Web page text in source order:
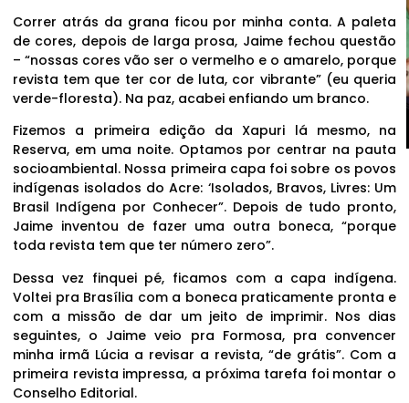
Correr atrás da grana ficou por minha conta. A paleta
de cores, depois de larga prosa, Jaime fechou questão
– “nossas cores vão ser o vermelho e o amarelo, porque
revista tem que ter cor de luta, cor vibrante” (eu queria
verde-floresta). Na paz, acabei enfiando um branco.
Fizemos a primeira edição da Xapuri lá mesmo, na
Reserva, em uma noite. Optamos por centrar na pauta
socioambiental. Nossa primeira capa foi sobre os povos
indígenas isolados do Acre: ‘Isolados, Bravos, Livres: Um
Brasil Indígena por Conhecer”. Depois de tudo pronto,
Jaime inventou de fazer uma outra boneca, “porque
toda revista tem que ter número zero”.
Dessa vez finquei pé, ficamos com a capa indígena.
Voltei pra Brasília com a boneca praticamente pronta e
com a missão de dar um jeito de imprimir. Nos dias
seguintes, o Jaime veio pra Formosa, pra convencer
minha irmã Lúcia a revisar a revista, “de grátis”. Com a
primeira revista impressa, a próxima tarefa foi montar o
Conselho Editorial.